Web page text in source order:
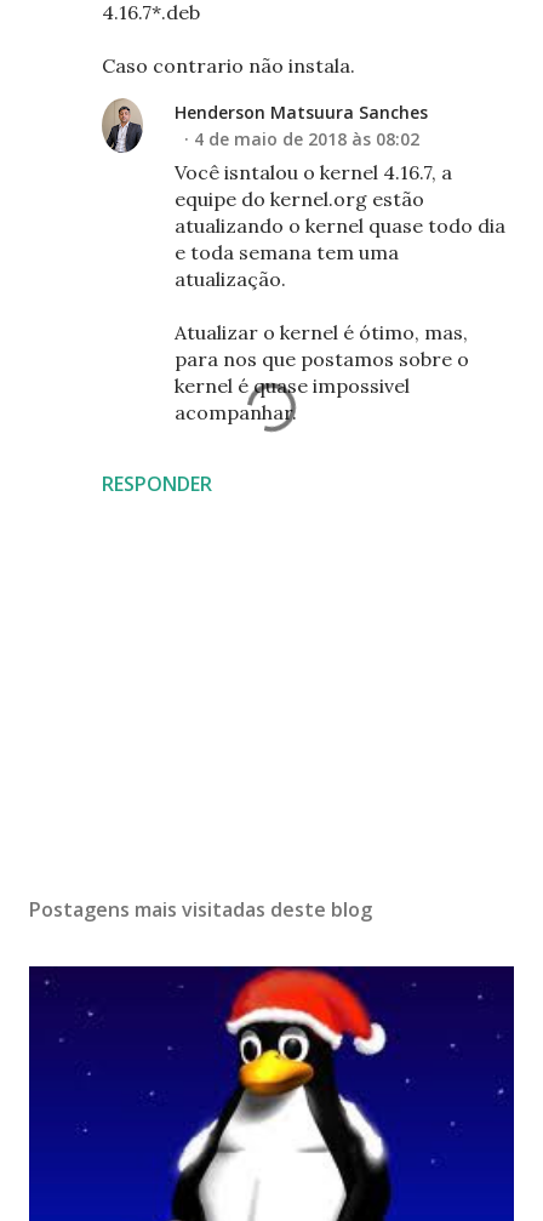
4.16.7*.deb
Caso contrario não instala.
RESPONDER
Henderson Matsuura Sanches
4 de maio de 2018 às 08:02
Você isntalou o kernel 4.16.7, a
equipe do kernel.org estão
atualizando o kernel quase todo dia
e toda semana tem uma
atualização.
Atualizar o kernel é ótimo, mas,
para nos que postamos sobre o
kernel é quase impossivel
acompanhar.
s
Postagens mais visitadas deste blog